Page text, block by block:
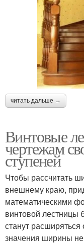
читать дальше →
Винтовые
чертежам
ступеней
Чтобы рассчитать
внешнему краю,
математическими
винтовой лестницы
станут расширяться
значения ширины не